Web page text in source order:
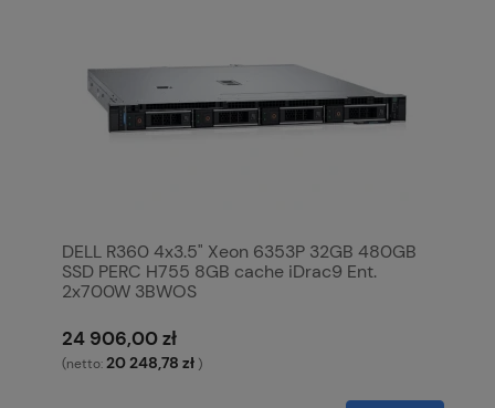
DELL R360 4x3.5" Xeon 6353P 32GB 480GB
SSD PERC H755 8GB cache iDrac9 Ent.
2x700W 3BWOS
24 906,00 zł
(netto:20 248,78 zł )